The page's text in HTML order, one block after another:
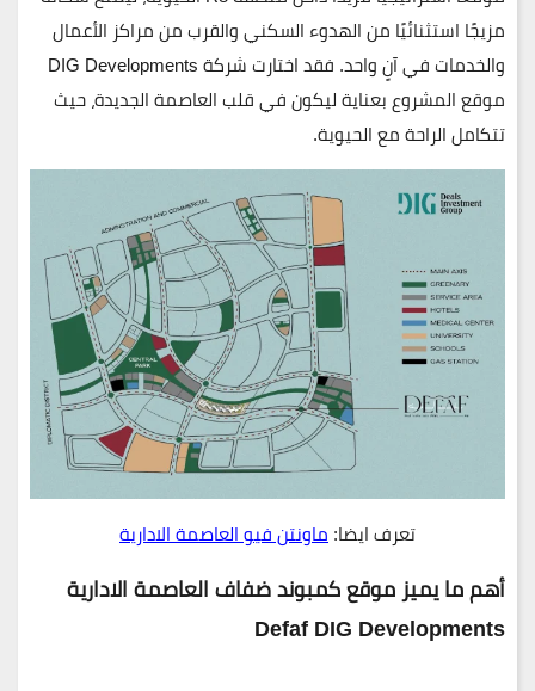
مزيجًا استثنائيًا منالهدوء السكنيوالقرب من مراكز الأعمال
والخدماتفي آنٍ واحد. فقد اختارتشركة DIG Developments
موقع المشروع بعناية ليكون في قلب العاصمة الجديدة، حيث
تتكامل الراحة مع الحيوية.
تعرف ايضا:ماونتن فيو العاصمة الادارية
أهم ما يميز موقعكمبوند ضفاف العاصمة الادارية
Defaf DIG Developments